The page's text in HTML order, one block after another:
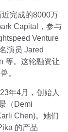
完成的8000万
Capital，参与
Venture
演员 Jared
等。这轮融资让
。
年4月，创始人
（Demi
Chen)。她们
的产品